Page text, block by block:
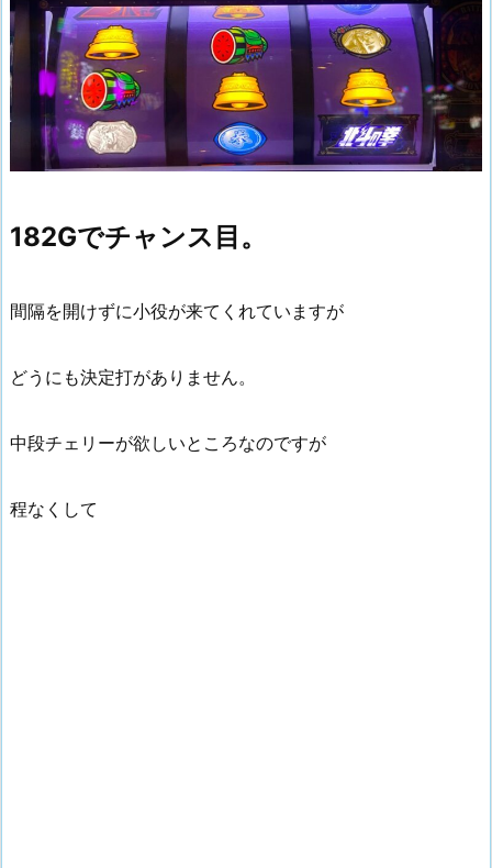
182Gでチャンス目。
間隔を開けずに小役が来てくれていますが
どうにも決定打がありません。
中段チェリーが欲しいところなのですが
程なくして